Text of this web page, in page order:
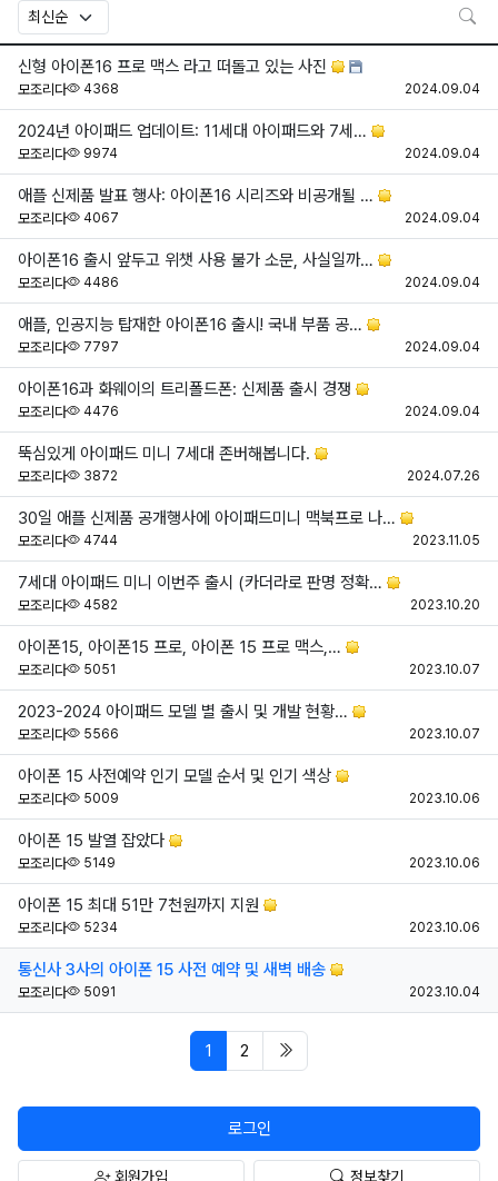
신형 아이폰16 프로 맥스 라고 떠돌고 있는 사진
모조리다 2024.09.04등
4368
2024년 아이패드 업데이트: 11세대 아이패드와 7세…
모조리다 2024.09.04등
9974조회
애플 신제품 발표 행사: 아이폰16 시리즈와 비공개될 …
모조리다 2024.09.04등
4067
아이폰16 출시 앞두고 위챗 사용 불가 소문, 사실일까…
모조리다 2024.09.04등
4486
애플, 인공지능 탑재한 아이폰16 출시! 국내 부품 공…
모조리다 2024.09.04등
7797
아이폰16과 화웨이의 트리폴드폰: 신제품 출시 경쟁
모조리다 2024.09.04등
4476
뚝심있게 아이패드 미니 7세대 존버해봅니다.
모조리다 2024.07.26
3872
30일 애플 신제품 공개행사에 아이패드미니 맥북프로 나…
모조리다 2023.11.05
4744조회
7세대 아이패드 미니 이번주 출시 (카더라로 판명 정확…
모조리다 2023.10.20
4582
아이폰15, 아이폰15 프로, 아이폰 15 프로 맥스,…
모조리다 2023.10.07
5051
2023-2024 아이패드 모델 별 출시 및 개발 현황…
모조리다 2023.10.07
5566
아이폰 15 사전예약 인기 모델 순서 및 인기 색상
모조리다 2023.10.06
5009
아이폰 15 발열 잡았다
모조리다 2023.10.06
5149
아이폰 15 최대 51만 7천원까지 지원
모조리다 2023.10.06
5234조회
통신사 3사의 아이폰 15 사전 예약 및 새벽 배송
모조리다 2023.10.04등
5091
1 페이지 현재
2
로그인
회원가입 정보찾기